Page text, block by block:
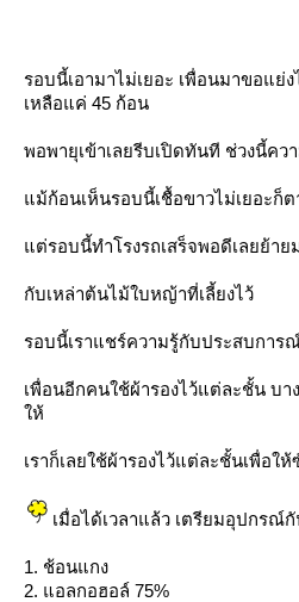
รอบนี้เอามาไม่เยอะ เพื่อนมาขอแย่
เหลือแค่ 45 ก้อน
พอพายุเข้าเลยรีบเปิดทันที ช่วงนี้คว
ม้ก้อนเห็นรอบนี้เชื้อขาวไม่เยอะก็
ต่รอบนี้ทำโรงรถเสร็จพอดีเลยย้าย
กับเหล่าต้นไม้ใบหญ้าที่เลี้ยงไว้
รอบนี้เราแชร์ความรู้กับประสบการ
เพื่อนอีกคนใช้ผ้ารองไว้แต่ละชั้น บา
ห้
เราก็เลยใช้ผ้ารองไว้แต่ละชั้นเพื่อ
เมื่อได้เวลาแล้ว เตรียมอุปกรณ์
1. ช้อนแกง
2. แอลกอฮอล์ 75%